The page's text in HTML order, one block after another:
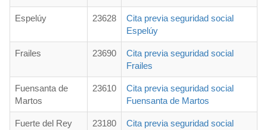
Espelúy 23628
Cita previa seguridad social
Espelúy
Frailes 23690
Cita previa seguridad social
Frailes
Fuensanta de
Martos
23610
Cita previa seguridad social
Fuensanta de Martos
Fuerte del Rey 23180
Cita previa seguridad social